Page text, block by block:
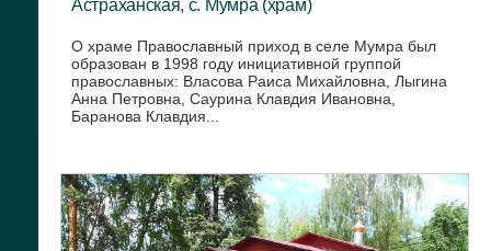
Астраханская, с. Мумра (храм)
О храме Православный приход в селе Мумра был
образован в 1998 году инициативной группой
православных: Власова Раиса Михайловна, Лыгина
Анна Петровна, Саурина Клавдия Ивановна,
Баранова Клавдия...